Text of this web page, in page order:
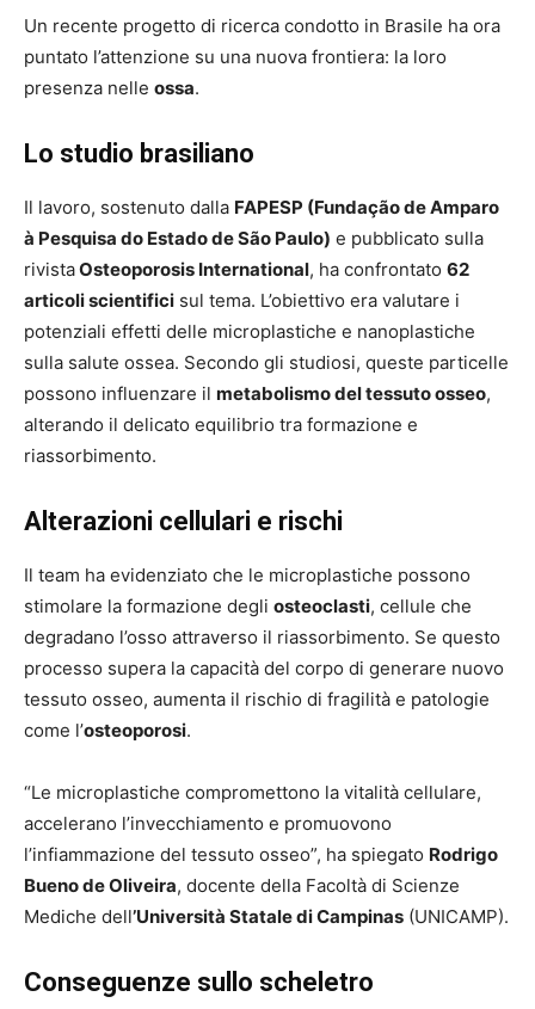
Un recente progetto di ricerca condotto in Brasile ha ora
puntato l’attenzione su una nuova frontiera: la loro
presenza nelle ossa.
Lo studio brasiliano
Il lavoro, sostenuto dalla FAPESP (Fundação de Amparo
à Pesquisa do Estado de São Paulo) e pubblicato sulla
rivistaOsteoporosis International, ha confrontato 62
articoli scientifici sul tema. L’obiettivo era valutare i
potenziali effetti delle microplastiche e nanoplastiche
sulla salute ossea. Secondo gli studiosi, queste particelle
possono influenzare il metabolismo del tessuto osseo,
alterando il delicato equilibrio tra formazione e
riassorbimento.
Alterazioni cellulari e rischi
Il team ha evidenziato che le microplastiche possono
stimolare la formazione degli osteoclasti, cellule che
degradano l’osso attraverso il riassorbimento. Se questo
processo supera la capacità del corpo di generare nuovo
tessuto osseo, aumenta il rischio di fragilità e patologie
come l’osteoporosi.
“Le microplastiche compromettono la vitalità cellulare,
accelerano l’invecchiamento e promuovono
l’infiammazione del tessuto osseo”, ha spiegato Rodrigo
Bueno de Oliveira, docente della Facoltà di Scienze
Mediche dell’Università Statale di Campinas (UNICAMP).
Conseguenze sullo scheletro